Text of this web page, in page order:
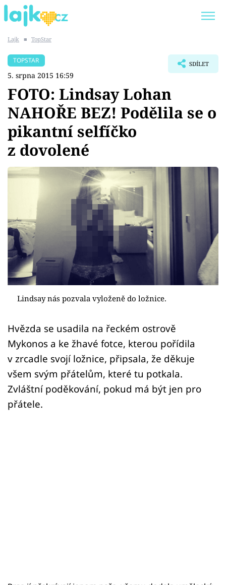
SHOPAHOLICADEL
Témata
Showbyznys
Youtubeři
Virály
Sex a vztahy
Videa
Sledujte prima+
Sledujte nás
Lajk ■ TopStar
TOPSTAR
5. srpna 2015 16:59
SDÍLET
FOTO: Lindsay Lohan
NAHOŘE BEZ! Podělila se o
pikantní selfíčko
z dovolené
Lindsay nás pozvala vyloženě do ložnice.
Hvězda se usadila na řeckém ostrově
Mykonos a ke žhavé fotce, kterou pořídila
v zrcadle svojí ložnice, připsala, že děkuje
všem svým přátelům, které tu potkala.
Zvláštní poděkování, pokud má být jen pro
přátele.